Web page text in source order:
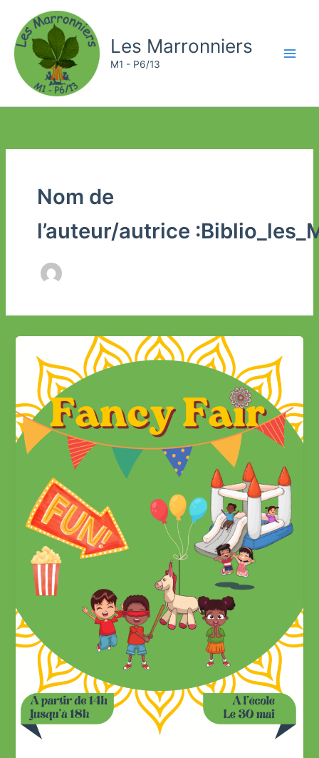
contenu
Les Marronniers
M1 - P6/13
Nom de
l’auteur/autrice